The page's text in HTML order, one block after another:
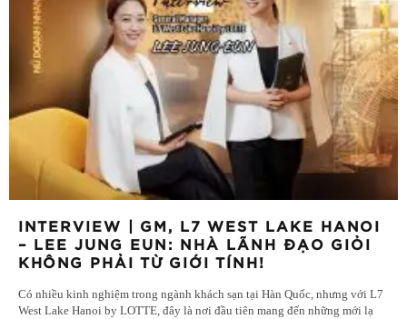
INTERVIEW | GM, L7 WEST LAKE HANOI
– LEE JUNG EUN: NHÀ LÃNH ĐẠO GIỎI
KHÔNG PHẢI TỪ GIỚI TÍNH!
Có nhiều kinh nghiệm trong ngành khách sạn tại Hàn Quốc, nhưng với L7
West Lake Hanoi by LOTTE, đây là nơi đầu tiên mang đến những mới lạ